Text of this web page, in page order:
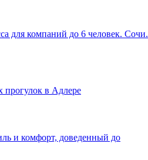
для компаний до 6 человек. Сочи.
прогулок в Адлере
и комфорт, доведенный до